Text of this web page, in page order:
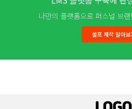
나만의 플랫폼으로 퍼스널 브
셀프 제작 알아보